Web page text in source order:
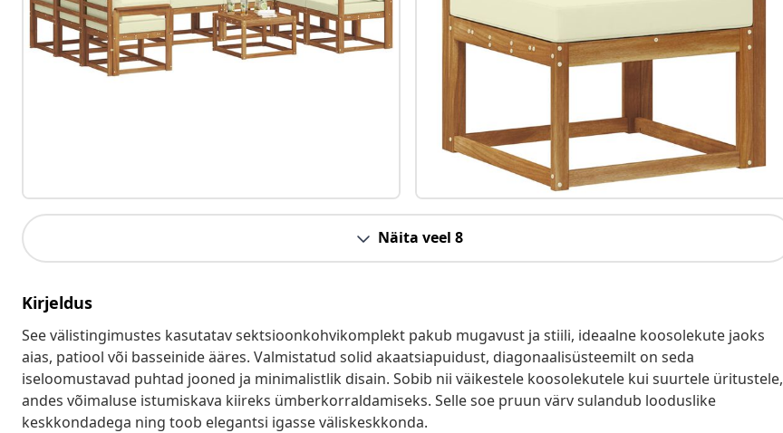
Näita veel 8
Kirjeldus
See välistingimustes kasutatav sektsioonkohvikomplekt pakub mugavust ja stiili, ideaalne koosolekute jaoks
aias, patiool või basseinide ääres. Valmistatud solid akaatsiapuidust, diagonaalisüsteemilt on seda
iseloomustavad puhtad jooned ja minimalistlik disain. Sobib nii väikestele koosolekutele kui suurtele üritustele,
andes võimaluse istumiskava kiireks ümberkorraldamiseks. Selle soe pruun värv sulandub looduslike
keskkondadega ning toob elegantsi igasse väliskeskkonda.